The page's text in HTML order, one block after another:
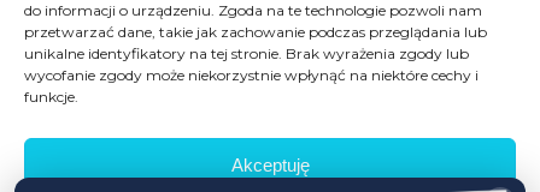
do informacji o urządzeniu. Zgoda na te technologie pozwoli nam
przetwarzać dane, takie jak zachowanie podczas przeglądania lub
unikalne identyfikatory na tej stronie. Brak wyrażenia zgody lub
wycofanie zgody może niekorzystnie wpłynąć na niektóre cechy i
funkcje.
Akceptuję